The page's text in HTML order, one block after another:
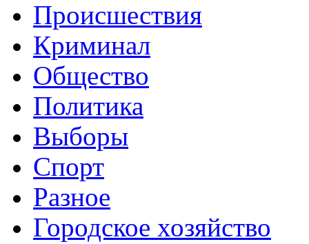
Происшествия
Криминал
Общество
Политика
Выборы
Спорт
Разное
Городское хозяйство